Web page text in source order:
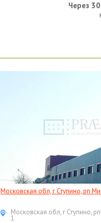
Через
Московская обл, г Ступино, рп
Московская обл, г Ступино,
1